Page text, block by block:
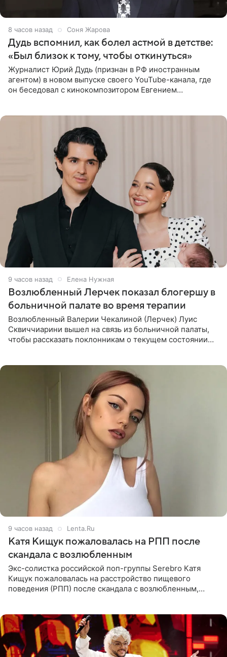
8 часов назад Соня Жарова
Дудь вспомнил, как болел астмой в детстве:
«Был близок к тому, чтобы откинуться»
Журналист Юрий Дудь (признан в РФ иностранным
агентом) в новом выпуске своего YouTube-канала, где
он беседовал с кинокомпозитором Евгением
9 часов назад Елена Нужная
Возлюбленный Лерчек показал блогершу в
больничной палате во время терапии
Возлюбленный Валерии Чекалиной (Лерчек) Луис
Сквиччиарини вышел на связь из больничной палаты,
чтобы рассказать поклонникам о текущем состоянии
9 часов назад Lenta.Ru
Катя Кищук пожаловалась на РПП после
скандала с возлюбленным
Экс-солистка российской поп-группы Serebro Катя
Кищук пожаловалась на расстройство пищевого
поведения (РПП) после скандала с возлюбленным,